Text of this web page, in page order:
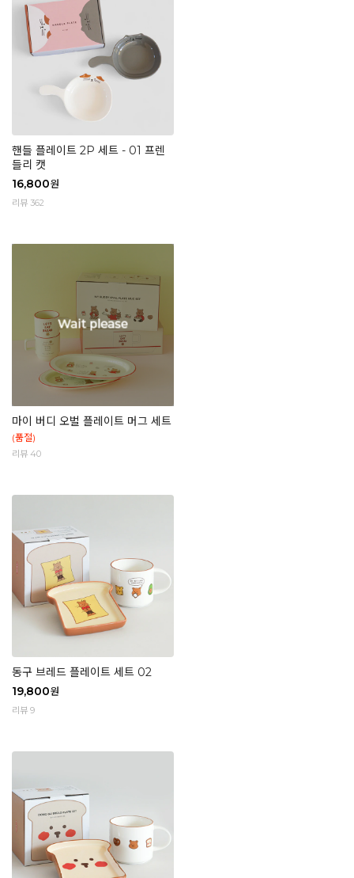
핸들 플레이트 2P 세트 - 01 프렌
들리 캣
16,800원
리뷰 362
마이 버디 오벌 플레이트 머그 세트
(품절)
리뷰 40
동구 브레드 플레이트 세트 02
19,800원
리뷰 9